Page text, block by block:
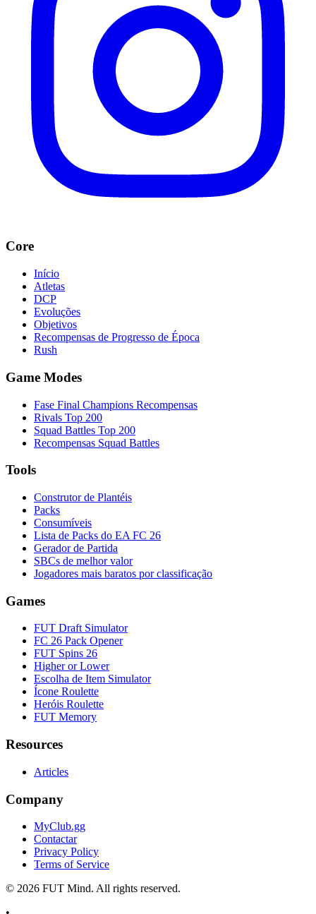
Core
Início
Atletas
DCP
Evoluções
Objetivos
Recompensas de Progresso de Época
Rush
Game Modes
Fase Final Champions Recompensas
Rivals Top 200
Squad Battles Top 200
Recompensas Squad Battles
Tools
Construtor de Plantéis
Packs
Consumíveis
Lista de Packs do EA FC 26
Gerador de Partida
SBCs de melhor valor
Jogadores mais baratos por classificação
Games
FUT Draft Simulator
FC 26 Pack Opener
FUT Spins 26
Higher or Lower
Escolha de Item Simulator
Ícone Roulette
Heróis Roulette
FUT Memory
Resources
Articles
Company
MyClub.gg
Contactar
Privacy Policy
Terms of Service
© 2026 FUT Mind. All rights reserved.